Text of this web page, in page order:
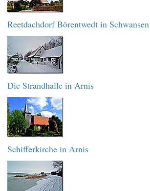
Reetdachdorf Börentwedt in Schwansen
Die Strandhalle in Arnis
Schifferkirche in Arnis